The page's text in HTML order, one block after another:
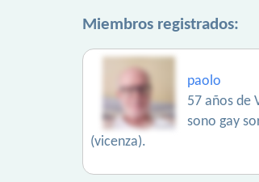
Miembros registrados:
paolo
57 años de
sono gay
(vicenza).